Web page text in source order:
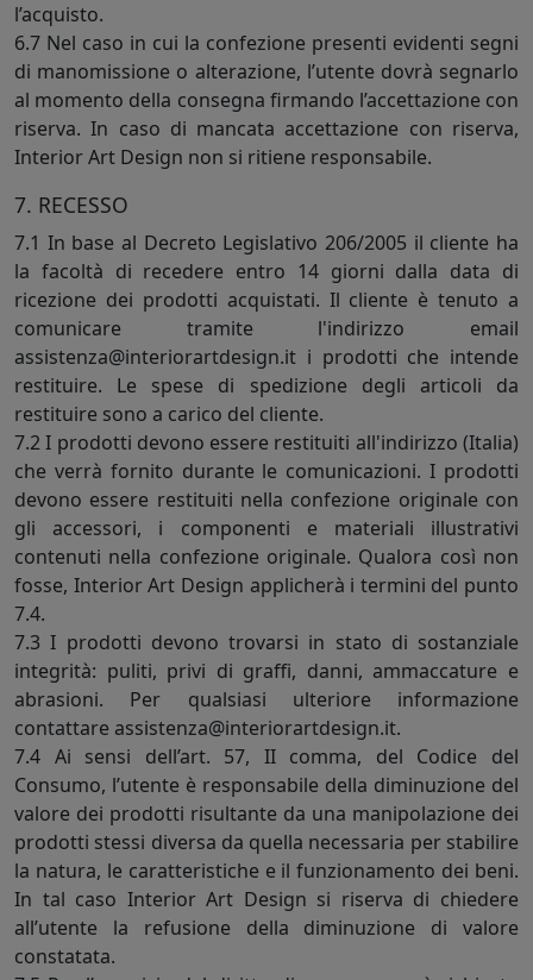
l’acquisto.
6.7 Nel caso in cui la confezione presenti evidenti segni
di manomissione o alterazione, l’utente dovrà segnarlo
al momento della consegna firmando l’accettazione con
riserva. In caso di mancata accettazione con riserva,
Interior Art Design non si ritiene responsabile.
7. RECESSO
7.1 In base al Decreto Legislativo 206/2005 il cliente ha
la facoltà di recedere entro 14 giorni dalla data di
ricezione dei prodotti acquistati. Il cliente è tenuto a
comunicare tramite l'indirizzo email
assistenza@interiorartdesign.it i prodotti che intende
restituire. Le spese di spedizione degli articoli da
restituire sono a carico del cliente.
7.2 I prodotti devono essere restituiti all'indirizzo (Italia)
che verrà fornito durante le comunicazioni. I prodotti
devono essere restituiti nella confezione originale con
gli accessori, i componenti e materiali illustrativi
contenuti nella confezione originale. Qualora così non
fosse, Interior Art Design applicherà i termini del punto
7.4.
7.3 I prodotti devono trovarsi in stato di sostanziale
integrità: puliti, privi di graffi, danni, ammaccature e
abrasioni. Per qualsiasi ulteriore informazione
contattare assistenza@interiorartdesign.it.
7.4 Ai sensi dell’art. 57, II comma, del Codice del
Consumo, l’utente è responsabile della diminuzione del
valore dei prodotti risultante da una manipolazione dei
prodotti stessi diversa da quella necessaria per stabilire
la natura, le caratteristiche e il funzionamento dei beni.
In tal caso Interior Art Design si riserva di chiedere
all’utente la refusione della diminuzione di valore
constatata.